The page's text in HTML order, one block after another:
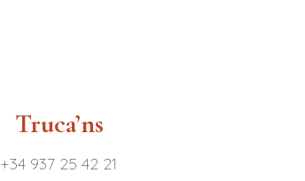
Truca’ns
+34 937 25 42 21